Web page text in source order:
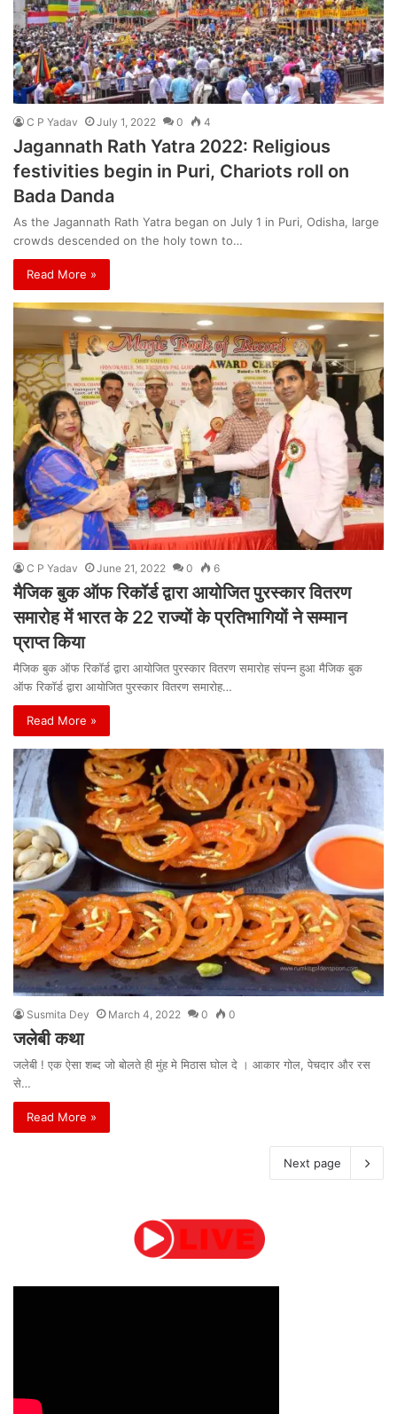
C P Yadav July 1, 2022 0 4
Jagannath Rath Yatra 2022: Religious
festivities begin in Puri, Chariots roll on
Bada Danda
As the Jagannath Rath Yatra began on July 1 in Puri, Odisha, large
crowds descended on the holy town to…
Read More »
C P Yadav June 21, 2022 0 6
मैजिक बुक ऑफ रिकॉर्ड द्वारा आयोजित पुरस्कार वितरण
समारोह में भारत के 22 राज्यों के प्रतिभागियों ने सम्मान
प्राप्त किया
मैजिक बुक ऑफ रिकॉर्ड द्वारा आयोजित पुरस्कार वितरण समारोह संपन्न हुआ मैजिक बुक
ऑफ रिकॉर्ड द्वारा आयोजित पुरस्कार वितरण समारोह…
Read More »
Susmita Dey March 4, 2022 0 0
जलेबी कथा
जलेबी ! एक ऐसा शब्द जो बोलते ही मुंह मे मिठास घोल दे । आकार गोल, पेचदार और रस
से…
Read More »
Next page